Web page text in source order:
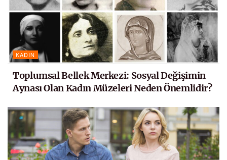
KADIN
Toplumsal Bellek Merkezi: Sosyal Değişimin
Aynası Olan Kadın Müzeleri Neden Önemlidir?